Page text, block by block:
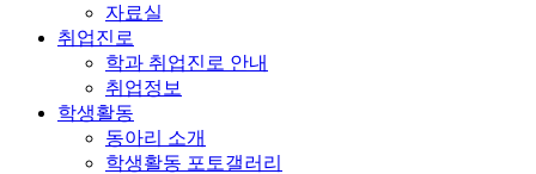
자료실
취업진로
학과 취업진로 안내
취업정보
학생활동
동아리 소개
학생활동 포토갤러리